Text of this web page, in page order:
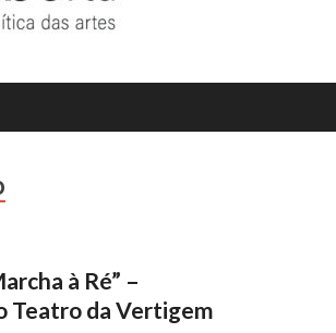
à Ré” –
Teatro da Vertigem